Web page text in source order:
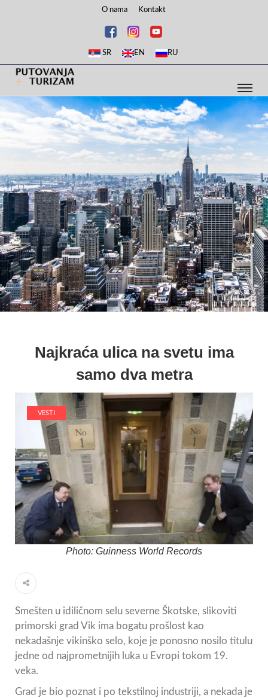
O nama Kontakt
SR EN RU
Najkraća ulica na svetu ima
samo dva metra
VESTI
Photo: Guinness World Records
Smešten u idiličnom selu severne Škotske, slikoviti
primorski grad Vik ima bogatu prošlost kao
nekadašnje vikinško selo, koje je ponosno nosilo titulu
jedne od najprometnijih luka u Evropi tokom 19.
veka.
Grad je bio poznat i po tekstilnoj industriji, a nekada je